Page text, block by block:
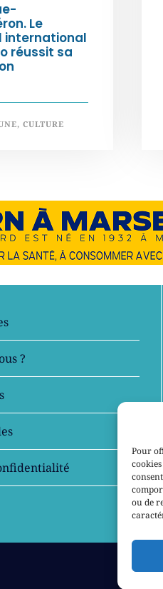
Pour
ou de
Le
international
réussit sa
, CULTURE
?